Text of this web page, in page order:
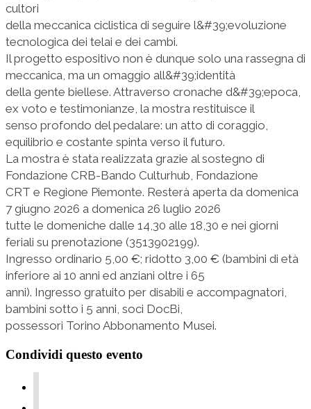
cultori
della meccanica ciclistica di seguire l&#39;evoluzione
tecnologica dei telai e dei cambi.
Il progetto espositivo non è dunque solo una rassegna di
meccanica, ma un omaggio all&#39;identità
della gente biellese. Attraverso cronache d&#39;epoca,
ex voto e testimonianze, la mostra restituisce il
senso profondo del pedalare: un atto di coraggio,
equilibrio e costante spinta verso il futuro.
La mostra è stata realizzata grazie al sostegno di
Fondazione CRB-Bando Culturhub, Fondazione
CRT e Regione Piemonte. Resterà aperta da domenica
7 giugno 2026 a domenica 26 luglio 2026
tutte le domeniche dalle 14,30 alle 18,30 e nei giorni
feriali su prenotazione (3513902199).
Ingresso ordinario 5,00 €; ridotto 3,00 € (bambini di età
inferiore ai 10 anni ed anziani oltre i 65
anni). Ingresso gratuito per disabili e accompagnatori,
bambini sotto i 5 anni, soci DocBi,
possessori Torino Abbonamento Musei.
Condividi questo evento